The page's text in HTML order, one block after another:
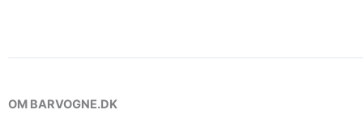
OM BARVOGNE.DK